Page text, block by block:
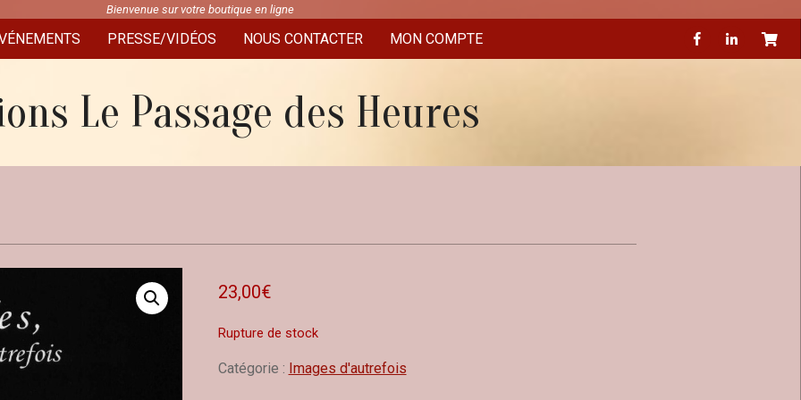
Bienvenue sur votre boutique en ligne
PRESSE/VIDÉOS NOUS CONTACTER MON COMPTE
Le Passage des Heures
23,00€
Rupture de stock
Catégorie : Images d'autrefois